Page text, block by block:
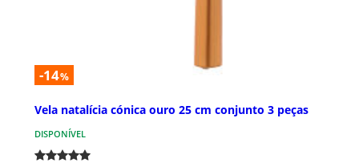
-14%
Vela natalícia cónica ouro 25 cm conjunto 3 peças
DISPONÍVEL